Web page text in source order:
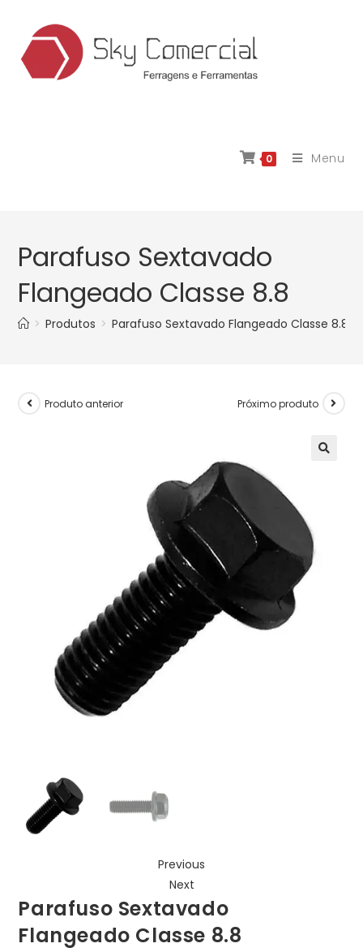
0 Menu
Parafuso Sextavado
Flangeado Classe 8.8
> Produtos > Parafuso Sextavado Flangeado Classe 8.8
Produto anterior Próximo produto
Previous
Next
Parafuso Sextavado
Flangeado Classe 8.8